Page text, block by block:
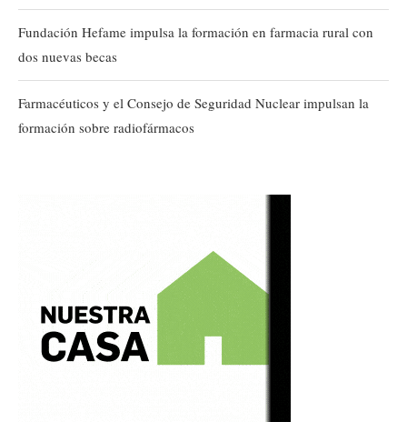
Fundación Hefame impulsa la formación en farmacia rural con
dos nuevas becas
Farmacéuticos y el Consejo de Seguridad Nuclear impulsan la
formación sobre radiofármacos